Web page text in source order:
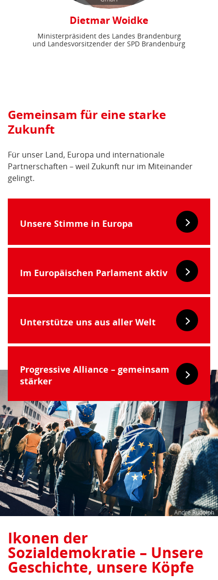
Dietmar Woidke
Ministerpräsident des Landes Brandenburg
und Landesvorsitzender der SPD Brandenburg
Gemeinsam für eine starke
Zukunft
Für unser Land, Europa und internationale
Partnerschaften – weil Zukunft nur im Miteinander
gelingt.
Unsere Stimme in Europa
Im Europäischen Parlament aktiv
Unterstütze uns aus aller Welt
Progressive Alliance – gemeinsam
stärker
André Rudolph
Ikonen der
Sozialdemokratie – Unsere
Geschichte, unsere Köpfe